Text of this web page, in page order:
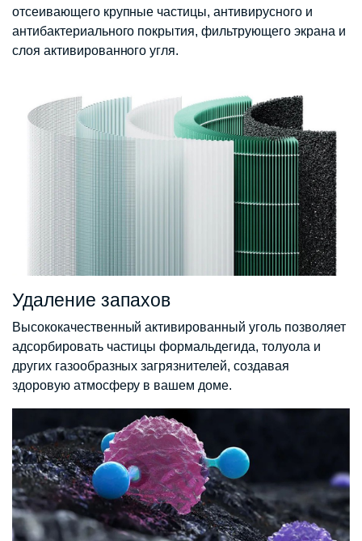
отсеивающего крупные частицы, антивирусного и
антибактериального покрытия, фильтрующего экрана и
слоя активированного угля.
Удаление запахов
Высококачественный активированный уголь позволяет
адсорбировать частицы формальдегида, толуола и
других газообразных загрязнителей, создавая
здоровую атмосферу в вашем доме.